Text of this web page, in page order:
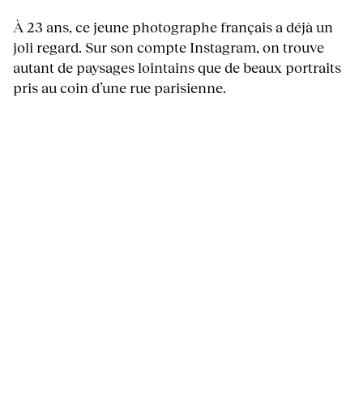
À 23 ans, ce jeune photographe français a déjà un
joli regard. Sur son compte Instagram, on trouve
autant de paysages lointains que de beaux portraits
pris au coin d’une rue parisienne.